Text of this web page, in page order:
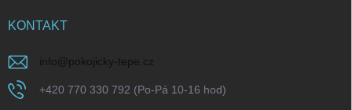
KONTAKT
info@pokojicky-tepe.cz
+420 770 330 792 (Po-Pá 10-16 hod)